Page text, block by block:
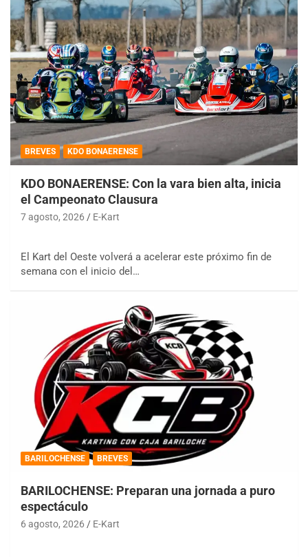
BREVES KDO BONAERENSE
KDO BONAERENSE: Con la vara bien alta, inicia
el Campeonato Clausura
7 agosto, 2026 E-Kart
El Kart del Oeste volverá a acelerar este próximo fin de
semana con el inicio del…
BARILOCHENSE BREVES
BARILOCHENSE: Preparan una jornada a puro
espectáculo
6 agosto, 2026 E-Kart